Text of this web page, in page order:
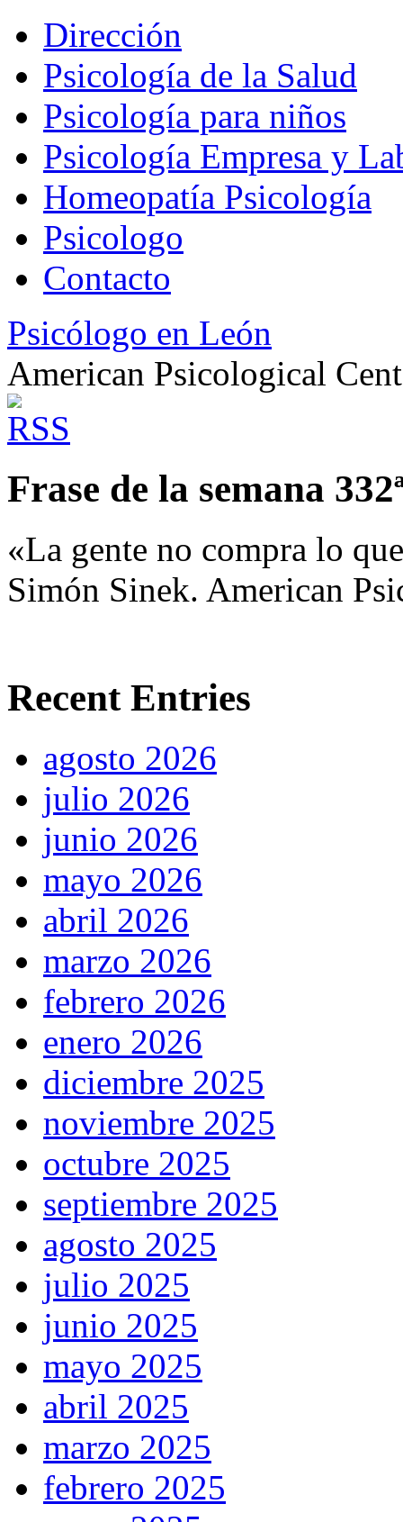
Dirección
Psicología de la Salud
Psicología para niños
Psicología Empresa y
Homeopatía Psicología
Psicologo
Contacto
Psicólogo en León
American Psicological
Frase de la semana
«La gente no compra lo
Simón Sinek. American
Recent Entries
agosto 2026
julio 2026
junio 2026
mayo 2026
abril 2026
marzo 2026
febrero 2026
enero 2026
diciembre 2025
noviembre 2025
octubre 2025
septiembre 2025
agosto 2025
julio 2025
junio 2025
mayo 2025
abril 2025
marzo 2025
febrero 2025